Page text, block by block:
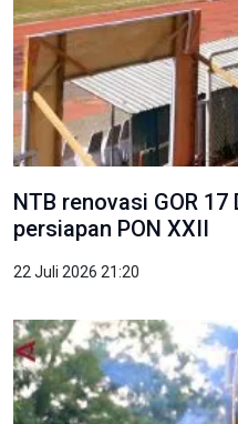
NTB renovasi GOR
persiapan PON XXII
22 Juli 2026 21:20